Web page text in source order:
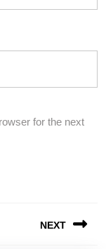
for the next
NEXT